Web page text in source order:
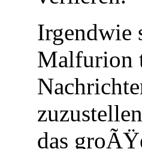
Irgendwie
Malfurion
das